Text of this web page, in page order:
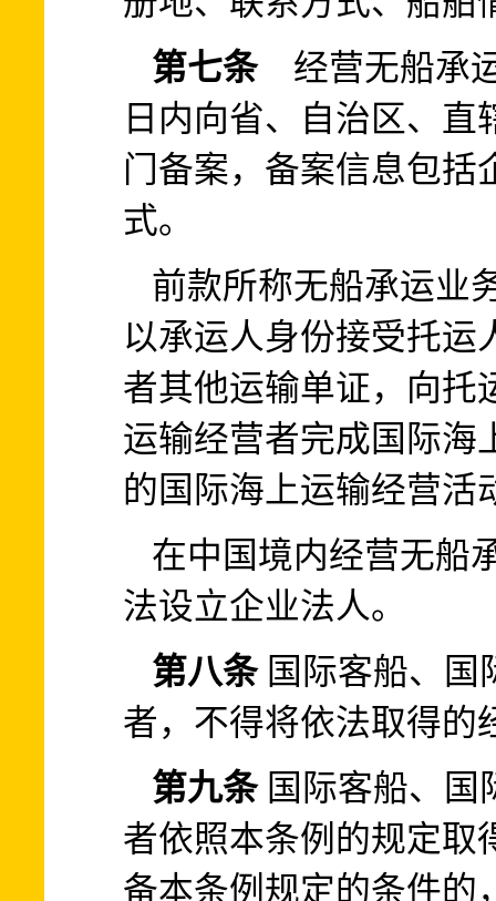
第七条经营无船承运
日内向省、自治区、
门备案，备案信息包括
式。
前款所称无船承运业
以承运人身份接受托运
者其他运输单证，向托
运输经营者完成国际海
的国际海上运输经营活
在中国境内经营无船
法设立企业法人。
第八条 国际客船、国
者，不得将依法取得的
第九条 国际客船、国
者依照本条例的规定取
备本条例规定的条件的